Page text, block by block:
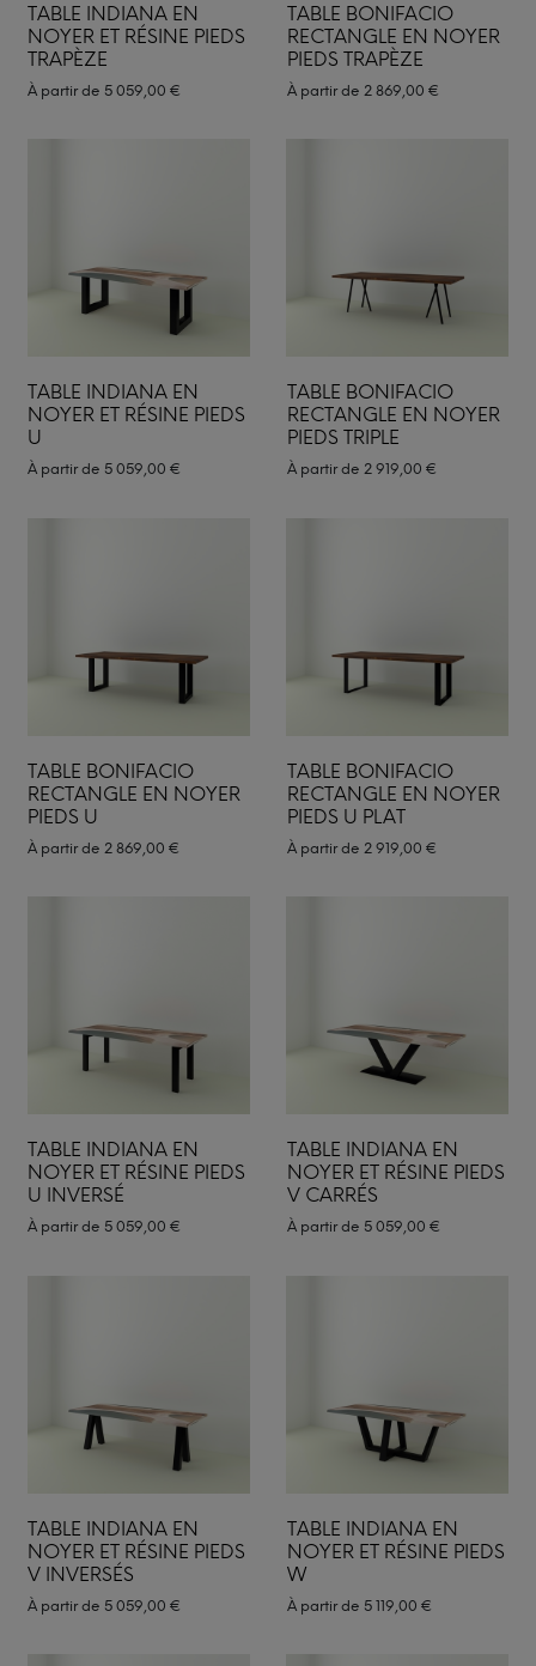
TABLE INDIANA EN
NOYER ET RÉSINE PIEDS
TRAPÈZE
À partir de 5 059,00 €
TABLE BONIFACIO
RECTANGLE EN NOYER
PIEDS TRAPÈZE
À partir de 2 869,00 €
TABLE INDIANA EN
NOYER ET RÉSINE PIEDS
U
À partir de 5 059,00 €
TABLE BONIFACIO
RECTANGLE EN NOYER
PIEDS TRIPLE
À partir de 2 919,00 €
TABLE BONIFACIO
RECTANGLE EN NOYER
PIEDS U
À partir de 2 869,00 €
TABLE BONIFACIO
RECTANGLE EN NOYER
PIEDS U PLAT
À partir de 2 919,00 €
TABLE INDIANA EN
NOYER ET RÉSINE PIEDS
U INVERSÉ
À partir de 5 059,00 €
TABLE INDIANA EN
NOYER ET RÉSINE PIEDS
V CARRÉS
À partir de 5 059,00 €
TABLE INDIANA EN
NOYER ET RÉSINE PIEDS
V INVERSÉS
À partir de 5 059,00 €
TABLE INDIANA EN
NOYER ET RÉSINE PIEDS
W
À partir de 5 119,00 €